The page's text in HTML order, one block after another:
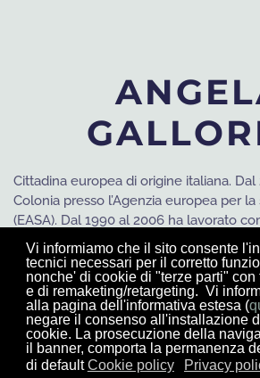
Vi informiamo che il sito consente
tecnici necessari per il corretto
nonche' di cookie di "terze parti"
e di remaketing/retargeting. Vi
alla pagina dell'informativa estesa (
negare il consenso all'installazione
cookie. La prosecuzione della
il banner, comporta la permanenza
di default Cookie policy Privacy
Cittadina europea di origine italiana.
Colonia presso l’Agenzia europea per
(EASA). Dal 1990 al 2006 ha lavorato
di lungo raggio presso AirEurope, una
italiana privata; durante 10 dei 16 anni
equipaggi di diverse culture ed etnie e
innamorandosene. Dal 2006 al 2009
come assistente amministrativa presso
europee (Centro Comune di Ricerca
europea, Ispra - Italia e European